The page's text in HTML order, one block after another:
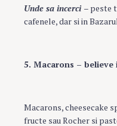
Unde sa incerci – peste
cafenele, dar si in
5. Macarons –
Macarons, cheesecake
fructe sau Rocher si